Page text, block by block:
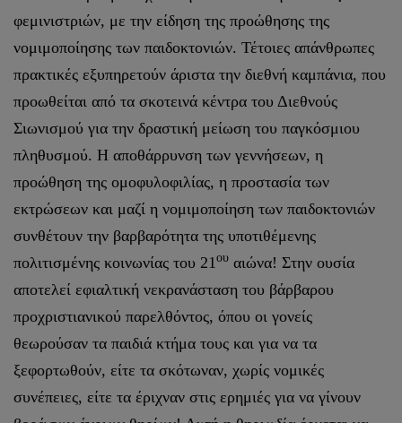
φεμινιστριών, με την είδηση της προώθησης της
νομιμοποίησης των παιδοκτονιών. Τέτοιες απάνθρωπες
πρακτικές εξυπηρετούν άριστα την διεθνή καμπάνια, που
προωθείται από τα σκοτεινά κέντρα του Διεθνούς
Σιωνισμού για την δραστική μείωση του παγκόσμιου
πληθυσμού. Η αποθάρρυνση των γεννήσεων, η
προώθηση της ομοφυλοφιλίας, η προστασία των
εκτρώσεων και μαζί η νομιμοποίηση των παιδοκτονιών
συνθέτουν την βαρβαρότητα της υποτιθέμενης
πολιτισμένης κοινωνίας του 21ου αιώνα! Στην ουσία
αποτελεί εφιαλτική νεκρανάσταση του βάρβαρου
προχριστιανικού παρελθόντος, όπου οι γονείς
θεωρούσαν τα παιδιά κτήμα τους και για να τα
ξεφορτωθούν, είτε τα σκότωναν, χωρίς νομικές
συνέπειες, είτε τα έριχναν στις ερημιές για να γίνουν